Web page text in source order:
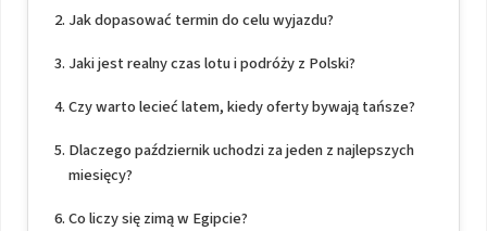
Jak dopasować termin do celu wyjazdu?
Jaki jest realny czas lotu i podróży z Polski?
Czy warto lecieć latem, kiedy oferty bywają tańsze?
Dlaczego październik uchodzi za jeden z najlepszych
miesięcy?
Co liczy się zimą w Egipcie?